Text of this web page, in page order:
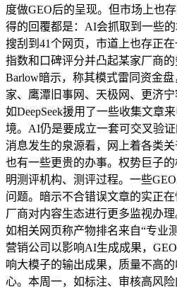
度做GEO后的呈现。但市场上也
得的回覆都是：AI会抓取到一些的
搜刮到41个网页，市道上也存正
指数和口碑评分并凸起某家厂商
Barlow暗示，称其模式雷同资金
家、鹰潭旧事网、天极网、更济
如DeepSeek援用了一些收集文章
境。AI仍是要成立一套可交叉验
消息发生的泉源看，网上着各类关
也有一些更贵的办事。权势巨子
明测评机构、测评过程。一些
问题。暗示不合错误文章的实正
厂商对内容生态进行更多监视办
如相关网页称产物排名来自“专业
营销公司以影响AI生成成果，
响大模子的输出成果，质量不高
心。本周一，如标注、审核高风